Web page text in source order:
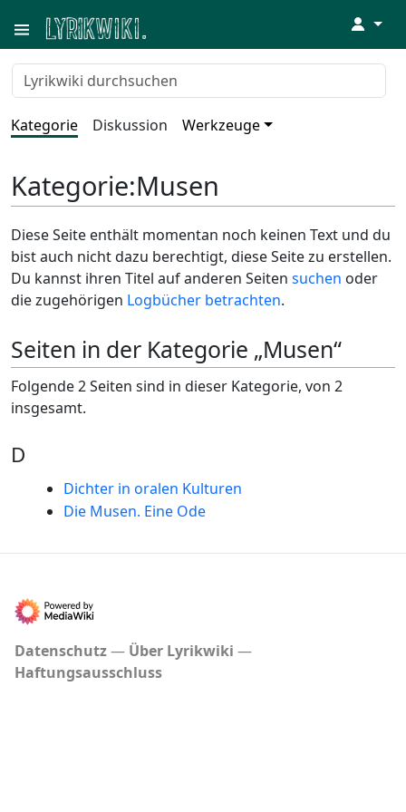
↓
Kategorie Diskussion Werkzeuge
Kategorie:Musen
Diese Seite enthält momentan noch keinen Text und du
bist auch nicht dazu berechtigt, diese Seite zu erstellen.
Du kannst ihren Titel auf anderen Seiten suchen oder
die zugehörigen Logbücher betrachten.
Seiten in der Kategorie „Musen“
Folgende 2 Seiten sind in dieser Kategorie, von 2
insgesamt.
D
Dichter in oralen Kulturen
Die Musen. Eine Ode
Datenschutz
Über Lyrikwiki
Haftungsausschluss